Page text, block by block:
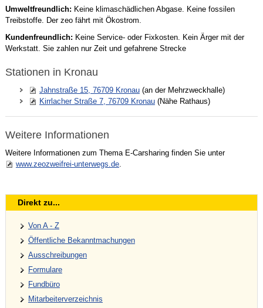
Umweltfreundlich: Keine klimaschädlichen Abgase. Keine fossilen
Treibstoffe. Der zeo fährt mit Ökostrom.
Kundenfreundlich: Keine Service- oder Fixkosten. Kein Ärger mit der
Werkstatt. Sie zahlen nur Zeit und gefahrene Strecke
Stationen in Kronau
Jahnstraße 15, 76709 Kronau(an der Mehrzweckhalle)
Kirrlacher Straße 7, 76709 Kronau(Nähe Rathaus)
Weitere Informationen
Weitere Informationen zum Thema E-Carsharing finden Sie unter
www.zeozweifrei-unterwegs.de.
Direkt zu...
Von A - Z
Öffentliche Bekanntmachungen
Ausschreibungen
Formulare
Fundbüro
Mitarbeiterverzeichnis